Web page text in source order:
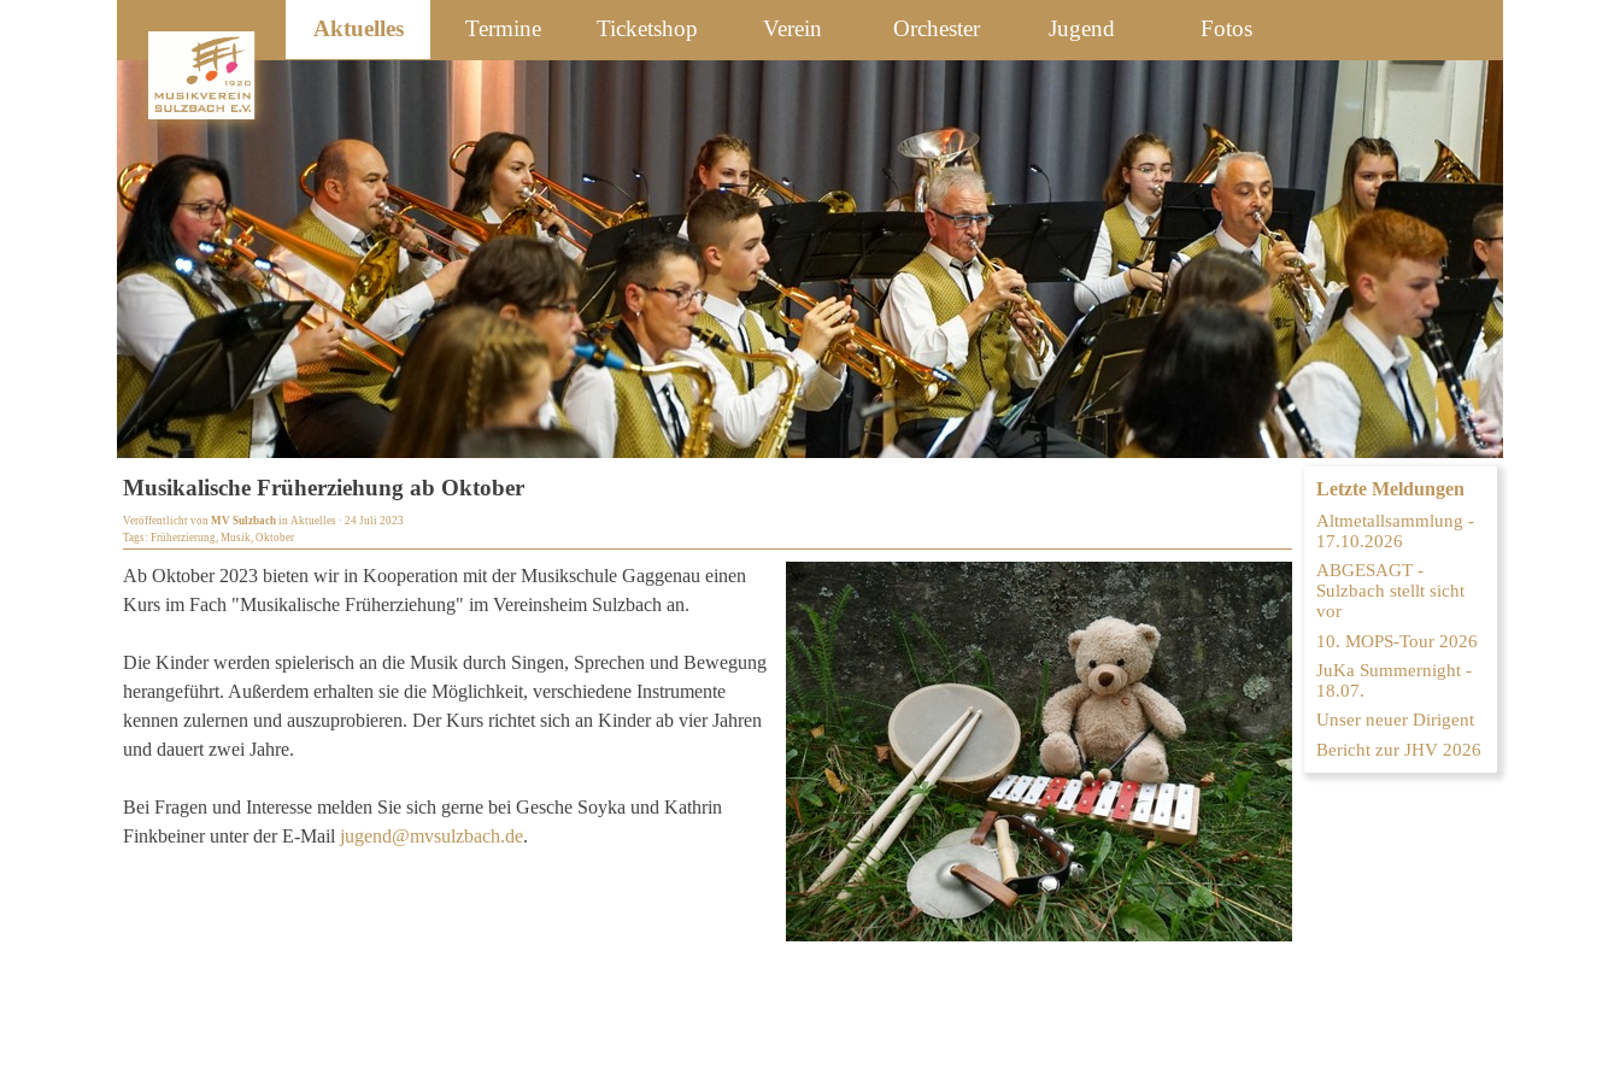
Aktuelles Termine Ticketshop Verein Orchester Jugend Fotos
Musikalische Früherziehung ab Oktober
Veröffentlicht von MV Sulzbach in Aktuelles · 24 Juli 2023
Tags: Früherzierung, Musik, Oktober
Ab Oktober 2023 bieten wir in Kooperation mit der Musikschule Gaggenau einen
Kurs im Fach "Musikalische Früherziehung" im Vereinsheim Sulzbach an.
Die Kinder werden spielerisch an die Musik durch Singen, Sprechen und Bewegung
herangeführt. Außerdem erhalten sie die Möglichkeit, verschiedene Instrumente
kennen zulernen und auszuprobieren. Der Kurs richtet sich an Kinder ab vier Jahren
und dauert zwei Jahre.
Bei Fragen und Interesse melden Sie sich gerne bei Gesche Soyka und Kathrin
Finkbeiner unter der E-Mail jugend@mvsulzbach.de.
Letzte Meldungen
Altmetallsammlung -
17.10.2026
ABGESAGT -
Sulzbach stellt sicht
vor
10. MOPS-Tour 2026
JuKa Summernight -
18.07.
Unser neuer Dirigent
Bericht zur JHV 2026